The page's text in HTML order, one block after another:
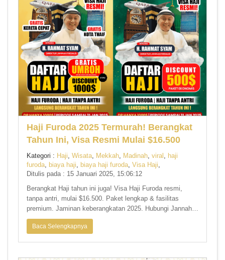
Haji Furoda 2025 Termurah! Berangkat
Tahun Ini, Visa Resmi Mulai $16.500
Kategori : Haji, Wisata, Mekkah, Madinah, viral , haji
furoda, biaya haji, biaya haji furoda, Visa Haji,
Ditulis pada : 15 Januari 2025, 15:06:12
Berangkat Haji tahun ini juga! Visa Haji Furoda resmi,
tanpa antri, mulai $16.500. Paket lengkap & fasilitas
premium. Jaminan keberangkatan 2025. Hubungi Jannah
Firdaus Tour &
Baca Selengkapnya